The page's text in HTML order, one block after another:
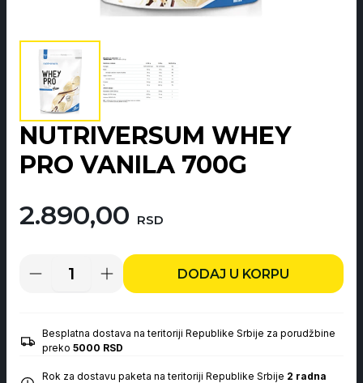
NUTRIVERSUM WHEY
PRO VANILA 700G
2.890,00 RSD
Nutriversum
700g
količina
DODAJ U KORPU
Besplatna dostava na teritoriji Republike Srbije za porudžbine
preko 5000 RSD
Rok za dostavu paketa na teritoriji Republike Srbije 2 radna